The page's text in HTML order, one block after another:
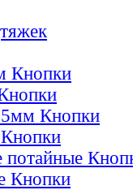
Кнопки
Кнопки
Кнопки